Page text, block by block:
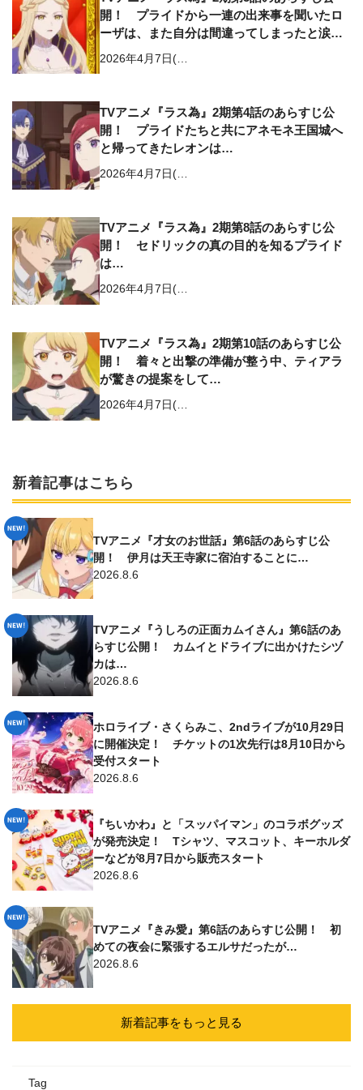
開！ プライドから一連の出来事を聞いたロ
ーザは、また自分は間違ってしまったと涙を
2026年4月7日(…
TVアニメ『ラス為』2期第4話のあらすじ公
開！ プライドたちと共にアネモネ王国城へ
と帰ってきたレオンは…
2026年4月7日(…
TVアニメ『ラス為』2期第8話のあらすじ公
開！ セドリックの真の目的を知るプライド
は…
2026年4月7日(…
TVアニメ『ラス為』2期第10話のあらすじ公
開！ 着々と出撃の準備が整う中、ティアラ
が驚きの提案をして…
2026年4月7日(…
新着記事はこちら
TVアニメ『才女のお世話』第6話のあらすじ公
開！ 伊月は天王寺家に宿泊することに…
2026.8.6
TVアニメ『うしろの正面カムイさん』第6話のあ
らすじ公開！ カムイとドライブに出かけたシヅ
カは…
2026.8.6
ホロライブ・さくらみこ、2ndライブが10月29日
に開催決定！ チケットの1次先行は8月10日から
受付スタート
2026.8.6
『ちいかわ』と「スッパイマン」のコラボグッズ
が発売決定！ Tシャツ、マスコット、キーホルダ
ーなどが8月7日から販売スタート
2026.8.6
TVアニメ『きみ愛』第6話のあらすじ公開！ 初
めての夜会に緊張するエルサだったが…
2026.8.6
新着記事をもっと見る
Tag